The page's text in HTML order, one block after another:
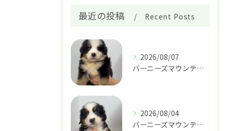
最近の投稿 Recent Posts
2026/08/07
バーニーズマウンテンドッグ 男の子 29.８万円
2026/08/04
バーニーズマウンテンドッグ 女の子 37.8万円